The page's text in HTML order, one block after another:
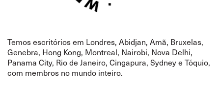
Temos escritórios em Londres, Abidjan, Amã, Bruxelas,
Genebra, Hong Kong, Montreal, Nairobi, Nova Delhi,
Panama City, Rio de Janeiro, Cingapura, Sydney e Tóquio,
com membros no mundo inteiro.